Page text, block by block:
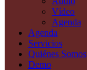
Vídeo
Agenda
Agenda
Servicios
Quiénes Somos
Demo